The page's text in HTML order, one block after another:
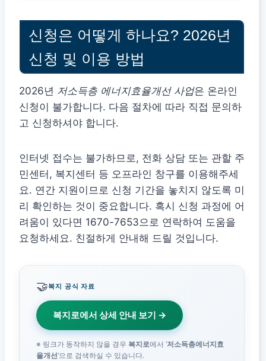
신청은 어떻게 하나요? 2026년
신청 및 이용 방법
2026년 저소득층 에너지효율개선 사업은 온라인
신청이 불가합니다. 다음 절차에 따라 직접 문의하
고 신청하셔야 합니다.
인터넷 접수는 불가하므로, 전화 상담 또는 관할 주
민센터, 복지센터 등 오프라인 창구를 이용해주세
요. 연간 지원이므로 신청 기간을 놓치지 않도록 미
리 확인하는 것이 중요합니다. 혹시 신청 과정에 어
려움이 있다면 1670-7653으로 연락하여 도움을
요청하세요. 친절하게 안내해 드릴 것입니다.
🤝복지 공식 자료
복지로에서 상세 안내 보기 →
※ 링크가 동작하지 않을 경우 복지로에서 ‘저소득층에너지효
율개선‘으로 검색하실 수 있습니다.